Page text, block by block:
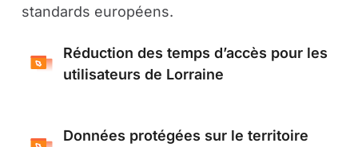
standards européens.
Réduction des temps d’accès pour les
utilisateurs de Lorraine
Données protégées sur le territoire